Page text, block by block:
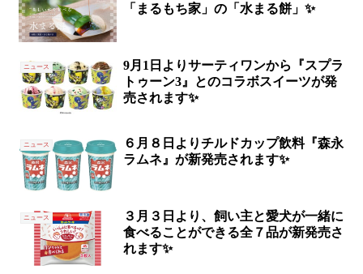
「まるもち家」の「水まる餅」✨
ニュース
9月1日よりサーティワンから『スプラ
トゥーン3』とのコラボスイーツが発
売されます✨
ニュース
６月８日よりチルドカップ飲料『森永
ラムネ』が新発売されます✨
ニュース
３月３日より、飼い主と愛犬が一緒に
食べることができる全７品が新発売さ
れます✨